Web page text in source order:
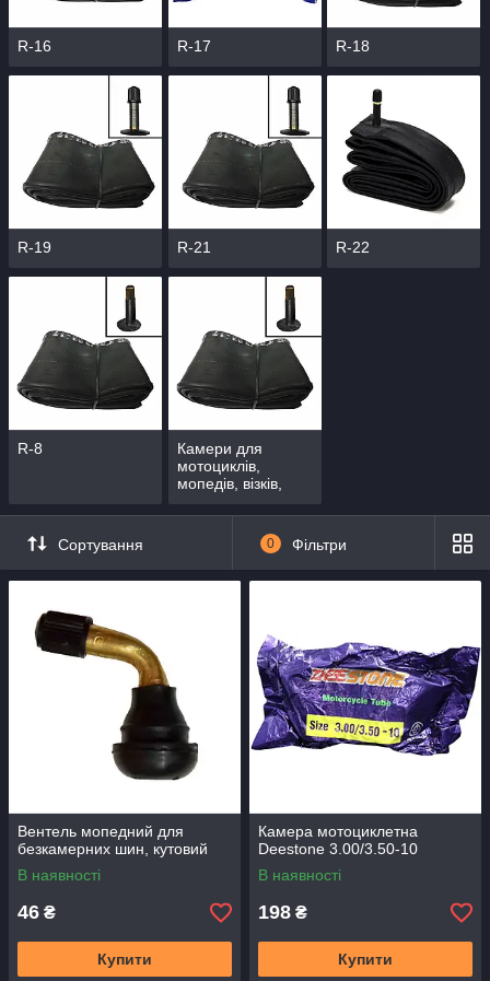
R-16 R-17 R-18
R-19 R-21 R-22
R-8
Камери для
мотоциклів,
мопедів, візків,
Сортування 0 Фільтри
Вентель мопедний для
безкамерних шин, кутовий
В наявності
46 ₴
Купити
Камера мотоциклетна
Deestone 3.00/3.50-10
В наявності
198 ₴
Купити